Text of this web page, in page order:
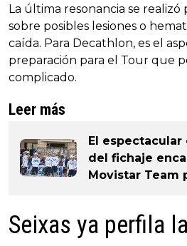
La última resonancia se realizó
sobre posibles lesiones o
caída. Para Decathlon, es el
preparación para el Tour que
complicado.
Leer más
El
del fichaje
Movistar Team
Seixas ya perfila